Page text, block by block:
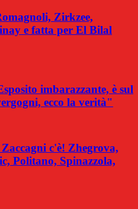
Zirkzee,
e fatta per El Bilal
imbarazzante, è sul
ecco la verità"
c'è! Zhegrova,
Politano, Spinazzola,